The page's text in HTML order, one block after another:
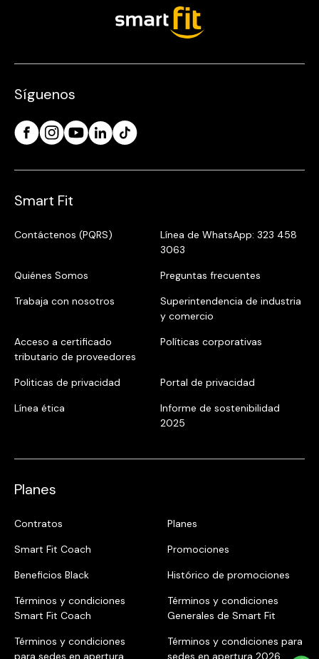
Síguenos
Smart Fit
Contáctenos (PQRS)
Línea de WhatsApp: 323 458
3063
Quiénes Somos
Preguntas frecuentes
Trabaja con nosotros
Superintendencia de industria
y comercio
Acceso a certificado
tributario de proveedores
Políticas corporativas
Politicas de privacidad
Portal de privacidad
Línea ética
Informe de sostenibilidad
2025
Planes
Contratos
Planes
Smart Fit Coach
Promociones
Beneficios Black
Histórico de promociones
Términos y condiciones
Smart Fit Coach
Términos y condiciones
Generales de Smart Fit
Términos y condiciones
para sedes en apertura
Términos y condiciones para
sedes en apertura 2026